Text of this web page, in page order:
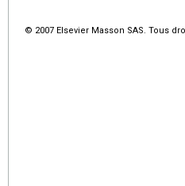
© 2007 Elsevier Masson SAS. Tous